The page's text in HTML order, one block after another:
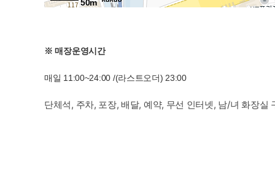
50m
※ 매장운영시간
​매일 11:00~24:00 /(라스트오더) 23:00
단체석, 주차, 포장, 배달, 예약, 무선 인터넷, 남/녀 화장실